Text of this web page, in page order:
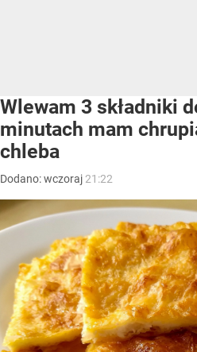
Wlewam 3 składniki
minutach mam
chleba
Dodano:wczoraj 21:22